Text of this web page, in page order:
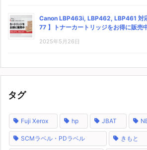
Canon LBP463i, LBP462, LBP461 対
77 】トナーカートリッジをお得に販売
2025年5月26日
タグ
Fuji Xerox hp JBAT
SCMラベル・PDラベル きもと